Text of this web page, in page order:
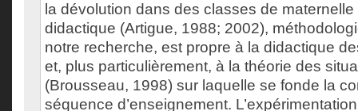
la dévolution dans des classes de maternelle
didactique (Artigue, 1988; 2002),
notre recherche, est propre à la didactique
et, plus particulièrement, à la théorie des
(Brousseau, 1998) sur laquelle se fonde la
séquence d’enseignement.